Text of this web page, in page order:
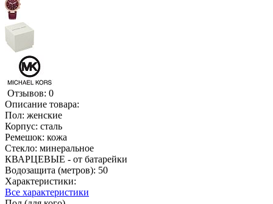
Отзывов: 0
Описание товара:
Пол: женские
Корпус: сталь
Ремешок: кожа
Стекло: минеральное
КВАРЦЕВЫЕ - от батарейки
Водозащита (метров): 50
Характеристики:
Все характеристики